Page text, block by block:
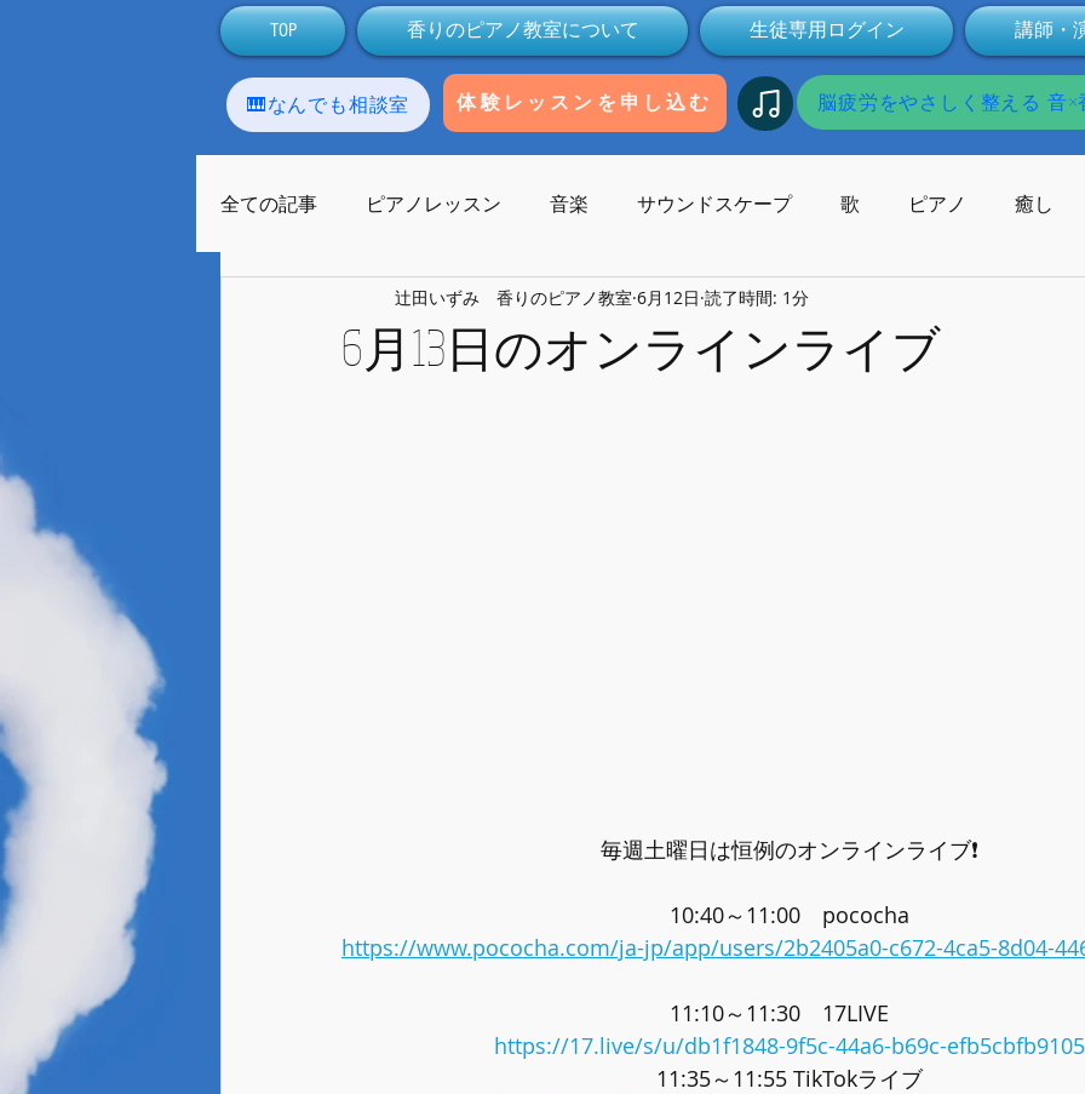
TOP 香りのピアノ教室について 生徒専用ログイン 講師・
🎹なんでも相談室 体験レッスンを申し込む 脳疲労をやさしく整える 音
全ての記事 ピアノレッスン 音楽 サウンドスケープ 歌 ピアノ 癒し
アロマテラピー 生徒 歌碑 作曲 コンサート
6月13日のオンラインライブ
辻田いずみ 香りのピアノ教室 6月12日 読了時間: 1分
毎週土曜日は恒例のオンラインライブ❗
10:40～11:00　pococha
https://www.pococha.com/ja-jp/app/users/2b2405a0-c672-4ca5-8d04-
11:10～11:30　17LIVE
https://17.live/s/u/db1f1848-9f5c-44a6-b69c-efb5cbfb9105
11:35～11:55 TikTokライブ